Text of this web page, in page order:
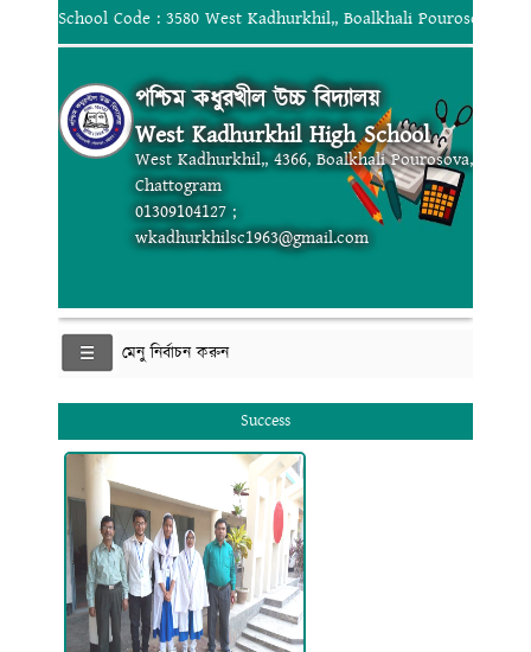
School Code : 3580 West Kadhurkhil,, Boalkhali Pourosova,
পশ্চিম কধুরখীল উচ্চ বিদ্যালয়
West Kadhurkhil High School
West Kadhurkhil,, 4366, Boalkhali Pourosova,
Chattogram
01309104127 ;
wkadhurkhilsc1963@gmail.com
মেনু নির্বাচন করুন
Success